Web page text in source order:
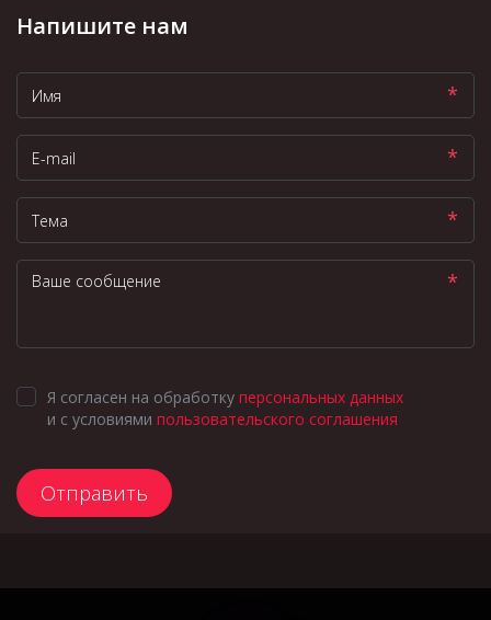
Напишите нам
*
*
*
*
Я согласен на обработку персональных данных
и с условиями пользовательского соглашения
Отправить